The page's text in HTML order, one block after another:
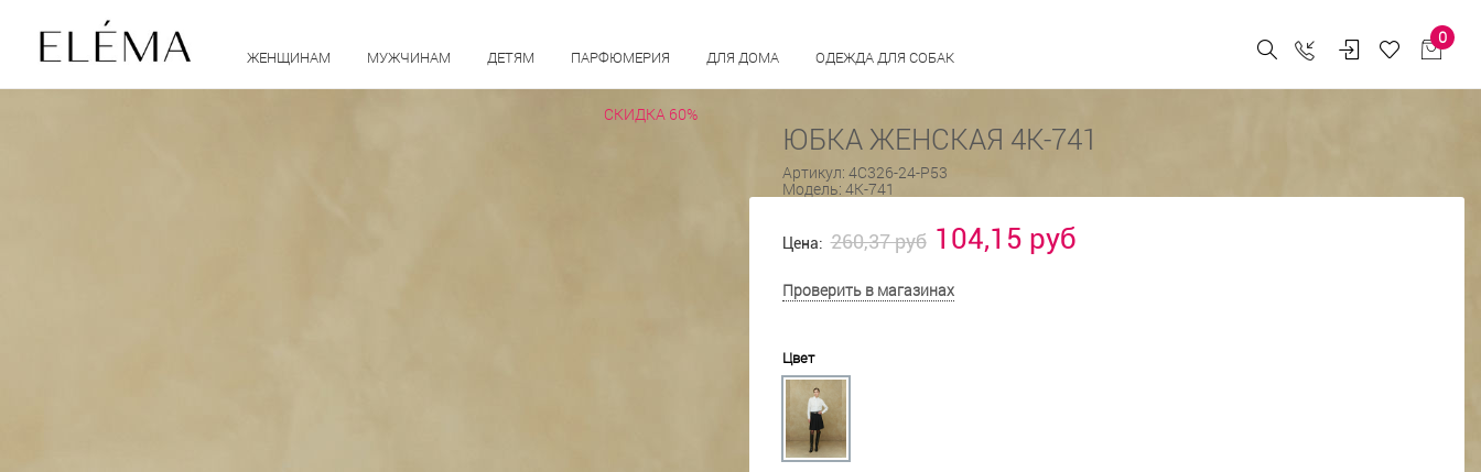
ЖЕНЩИНАМ МУЖЧИНАМ ДЕТЯМ ПАРФЮМЕРИЯ ДЛЯ ДОМА ОДЕЖДА ДЛЯ СОБАК
0
СКИДКА 60%
ЮБКА ЖЕНСКАЯ 4К-741
Артикул: 4С326-24-Р53
Модель: 4К-741
Цена: 260,37 руб 104,15 руб
Проверить в магазинах
Цвет